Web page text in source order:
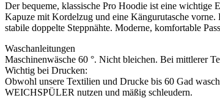
Der bequeme, klassische Pro Hoodie ist eine wichtige
Kapuze mit Kordelzug und eine Kängurutasche
stabile doppelte Steppnähte. Moderne, komfortable
Waschanleitungen
Maschinenwäsche 60 °. Nicht bleichen. Bei mittlerer
Wichtig bei Drucken:
Obwohl unsere Textilien und Drucke bis 60 Gad
WEICHSPÜLER nutzen und mäßig schleudern.